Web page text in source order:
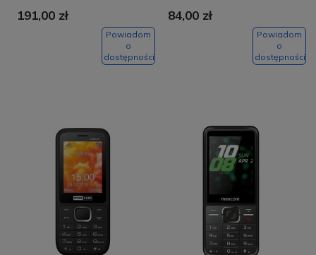
191,00 zł
Powiadom
o
dostępności
84,00 zł
Powiadom
o
dostępności